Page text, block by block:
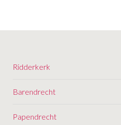
Ridderkerk
Barendrecht
Papendrecht